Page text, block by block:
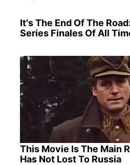
It's The End Of The
Series Finales Of All
This Movie Is The Main
Has Not Lost To Russia